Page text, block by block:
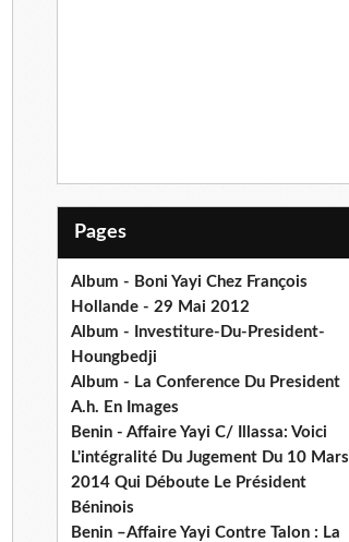
Pages
Album - Boni Yayi Chez François
Hollande - 29 Mai 2012
Album - Investiture-Du-President-
Houngbedji
Album - La Conference Du President
A.h. En Images
Benin - Affaire Yayi C/ Illassa: Voici
L'intégralité Du Jugement Du 10 Mars
2014 Qui Déboute Le Président
Béninois
Benin –Affaire Yayi Contre Talon : La